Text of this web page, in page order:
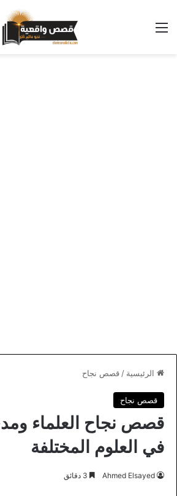
القائمة
الرئيسية / قصص نجاح
قصص نجاح
قصص نجاح العلماء
في العلوم المختلفة
Ahmed Elsayed